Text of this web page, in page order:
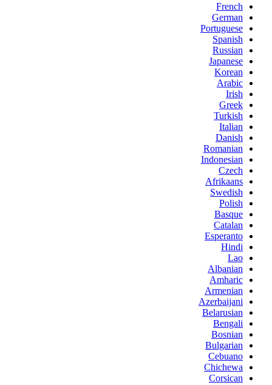
French
German
Portuguese
Spanish
Russian
Japanese
Korean
Arabic
Irish
Greek
Turkish
Italian
Danish
Romanian
Indonesian
Czech
Afrikaans
Swedish
Polish
Basque
Catalan
Esperanto
Hindi
Lao
Albanian
Amharic
Armenian
Azerbaijani
Belarusian
Bengali
Bosnian
Bulgarian
Cebuano
Chichewa
Corsican